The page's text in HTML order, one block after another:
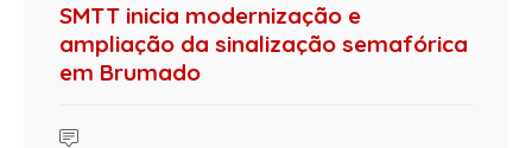
SMTT inicia modernização e
ampliação da sinalização semafórica
em Brumado